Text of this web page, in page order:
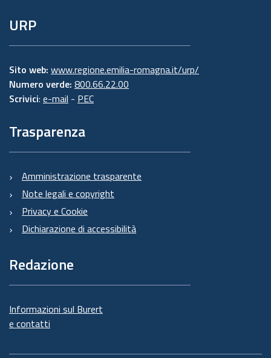
URP
Sito web: www.regione.emilia-romagna.it/urp/
Numero verde: 800.66.22.00
Scrivici: e-mail - PEC
Trasparenza
Amministrazione trasparente
Note legali e copyright
Privacy e Cookie
Dichiarazione di accessibilità
Redazione
Informazioni sul Burert
e contatti